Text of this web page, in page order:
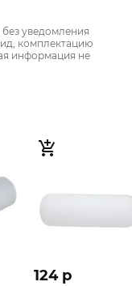
уведомления
комплектацию
информация не
124 p